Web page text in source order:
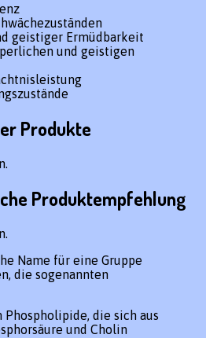
geistiger Ermüdbarkeit
und geistigen
Produkte
Produktempfehlung
Name für eine Gruppe
die sogenannten
die sich aus
und Cholin